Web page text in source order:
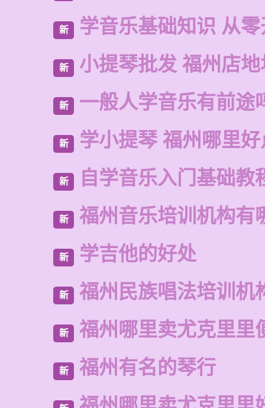
新 学音乐基础知识 从
新 小提琴批发 福州店
新 一般人学音乐有前途
新 学小提琴 福州哪里
新 自学音乐入门基础教
新 福州音乐培训机构有
新 学吉他的好处
新 福州民族唱法培训机
新 福州哪里卖尤克里里
新 福州有名的琴行